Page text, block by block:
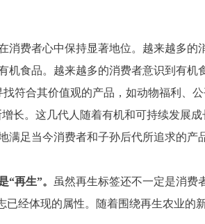
费者心中保持显著地位。越来越多的
食品。越来越多的消费者意识到有机
符合其价值观的产品，如动物福利、公
长。这几代人随着有机和可持续发展
足当今消费者和子孙后代所追求的产
“再生”。
虽然再生标签还不一定是消费
经体现的属性。随着围绕再生农业的